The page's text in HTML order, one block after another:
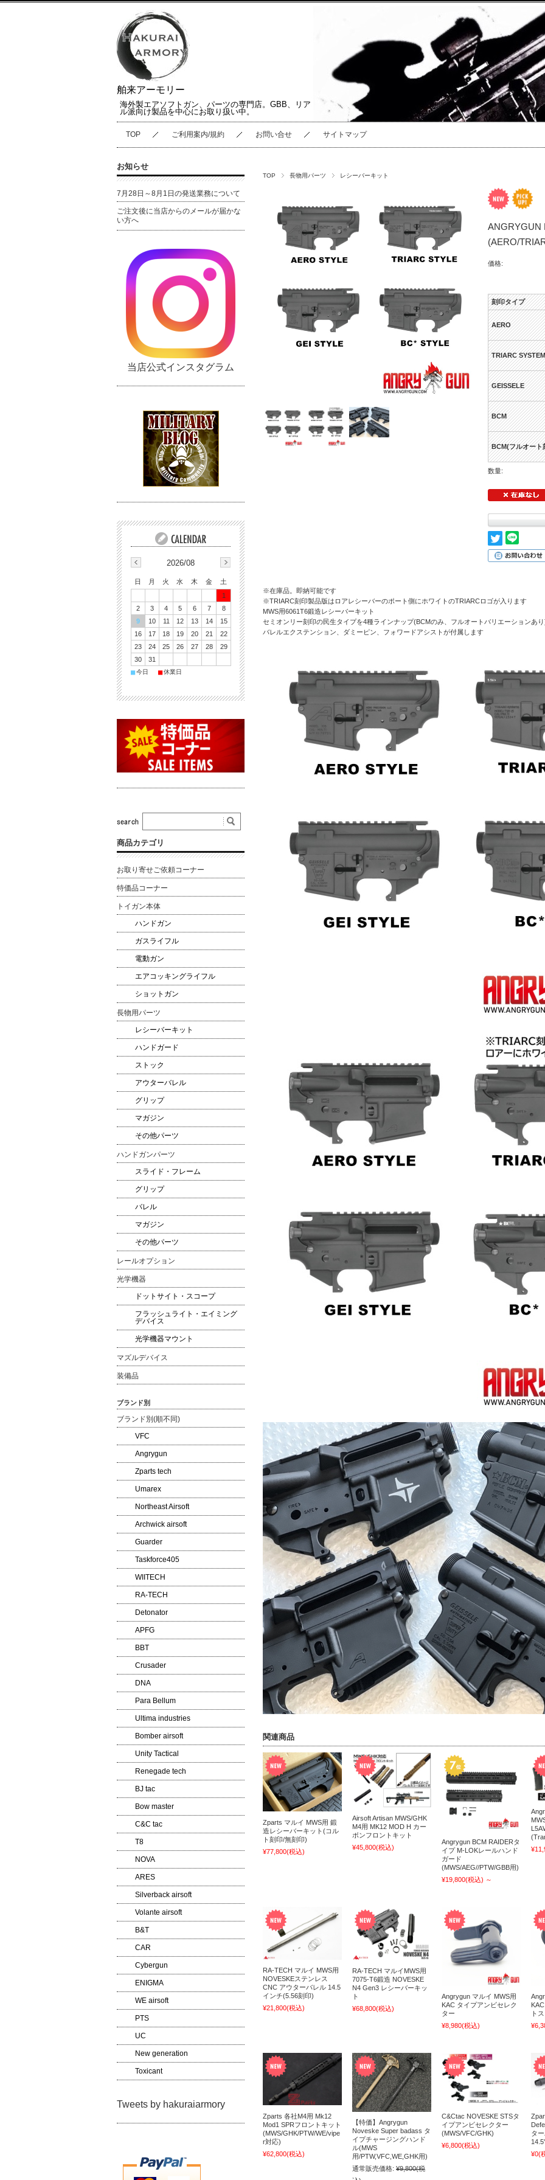
舶来アーモリー
海外製エアソフトガン、パーツの専門店。GBB、リア
ル派向け製品を中心にお取り扱い中。
TOP ご利用案内/規約 お問い合せ サイトマップ
TOP 長物用パーツ レシーバーキット
ANGRYGUN
(AERO/
価格:
刻印タイプ
AERO
TRIARC
GEISSELE
BCM
BCM(フルオート
数量:
※在庫品。即納可能です
※TRIARC刻印製品版はロアレシーバーのポート側にホワイトのTRIARCロゴが入ります
MWS用6061T6鍛造レシーバーキット
セミオンリー刻印の民生タイプを4種ラインナップ(BCMのみ、フルオートバリエーションあ
バレルエクステンション、ダミーピン、フォワードアシストが付属します
関連商品
Zparts マルイ MWS用 鍛
造レシーバーキット(コル
ト刻印/無刻印)
¥77,800(税込)
Airsoft Artisan MWS/GHK
M4用 MK12 MOD H カー
ボンフロントキット
¥45,800(税込)
Angrygun BCM RAIDERタ
イプ M-LOKレールハンド
ガード
(MWS/AEG//PTW/GBB用)
¥19,800(税込) ～
RA-TECH マルイ MWS用
NOVESKEステンレス
CNC アウターバレル 14.5
インチ(5.56刻印)
¥21,800(税込)
RA-TECH マルイMWS用
7075-T6鍛造 NOVESKE
N4 Gen3 レシーバーキッ
ト
¥68,800(税込)
Angrygun マルイ MWS用
KAC タイプアンビセレク
ター
¥8,980(税込)
ト
Zparts 各社M4用 Mk12
Mod1 SPRフロントキット
(MWS/GHK/PTW/WE/vipe
r対応)
¥62,800(税込)
【特価】Angrygun
Noveske Super badass タ
イプチャージングハンド
ル(MWS
用/PTW,VFC,WE,GHK用)
通常販売価格: ¥9,800(税
C&Ctac NOVESKE STSタ
イプアンビセレクター
(MWS/VFC/GHK)
¥6,800(税込)
タ
¥0(
お知らせ
7月28日～8月1日の発送業務について
ご注文後に当店からのメールが届かな
い方へ
当店公式インスタグラム
2026/08
日 月 火 水 木 金
土
1
2
3 4 5 6 7
8
9
10 11 12 13 14
15
16
17 18 19 20 21
22
23
24 25 26 27 28
29
30
31
■今日 ■休業日
商品カテゴリ
お取り寄せご依頼コーナー
特価品コーナー
トイガン本体
ハンドガン
ガスライフル
電動ガン
エアコッキングライフル
ショットガン
長物用パーツ
レシーバーキット
ハンドガード
ストック
アウターバレル
グリップ
マガジン
その他パーツ
ハンドガンパーツ
スライド・フレーム
グリップ
バレル
マガジン
その他パーツ
レールオプション
光学機器
ドットサイト・スコープ
フラッシュライト・エイミング
デバイス
光学機器マウント
マズルデバイス
装備品
ブランド別
ブランド別(順不同)
VFC
Angrygun
Zparts tech
Umarex
Northeast Airsoft
Archwick airsoft
Guarder
Taskforce405
WIITECH
RA-TECH
Detonator
APFG
BBT
Crusader
DNA
Para Bellum
Ultima industries
Bomber airsoft
Unity Tactical
Renegade tech
BJ tac
Bow master
C&C tac
T8
NOVA
ARES
Silverback airsoft
Volante airsoft
B&T
CAR
Cybergun
ENIGMA
WE airsoft
PTS
UC
New generation
Toxicant
Tweets by hakuraiarmory